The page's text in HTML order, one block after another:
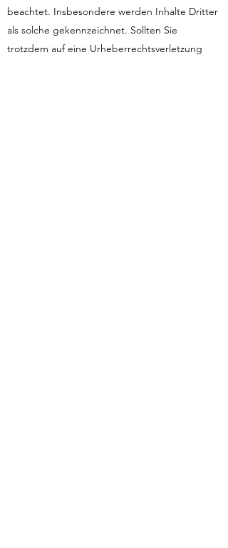
beachtet. Insbesondere werden Inhalte Dritter
als solche gekennzeichnet. Sollten Sie
trotzdem auf eine Urheberrechtsverletzung